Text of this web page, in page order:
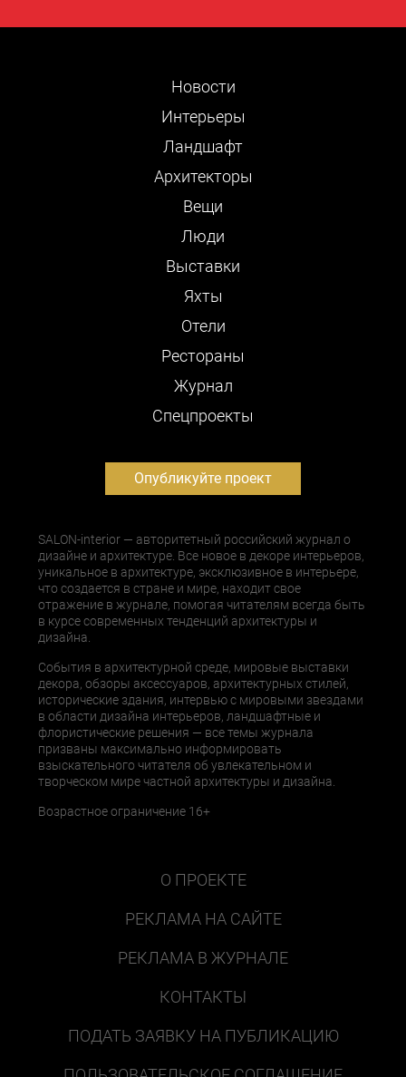
Новости
Интерьеры
Ландшафт
Архитекторы
Вещи
Люди
Выставки
Яхты
Отели
Рестораны
Журнал
Cпецпроекты
Опубликуйте проект
SALON-interior — авторитетный российский журнал о
дизайне и архитектуре. Все новое в декоре интерьеров,
уникальное в архитектуре, эксклюзивное в интерьере,
что создается в стране и мире, находит свое
отражение в журнале, помогая читателям всегда быть
в курсе современных тенденций архитектуры и
дизайна.
События в архитектурной среде, мировые выставки
декора, обзоры аксессуаров, архитектурных стилей,
исторические здания, интервью с мировыми звездами
в области дизайна интерьеров, ландшафтные и
флористические решения — все темы журнала
призваны максимально информировать
взыскательного читателя об увлекательном и
творческом мире частной архитектуры и дизайна.
Возрастное ограничение 16+
О ПРОЕКТЕ
РЕКЛАМА НА САЙТЕ
РЕКЛАМА В ЖУРНАЛЕ
КОНТАКТЫ
ПОДАТЬ ЗАЯВКУ НА ПУБЛИКАЦИЮ